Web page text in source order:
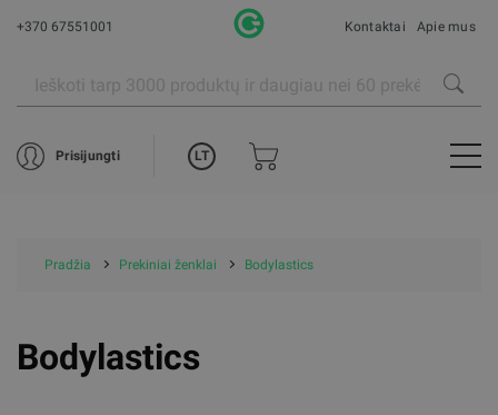
+370 67551001 Kontaktai Apie mus
Prisijungti LT
Pradžia Prekiniai ženklai Bodylastics
Bodylastics